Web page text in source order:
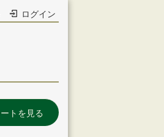
ログイン
トを見る